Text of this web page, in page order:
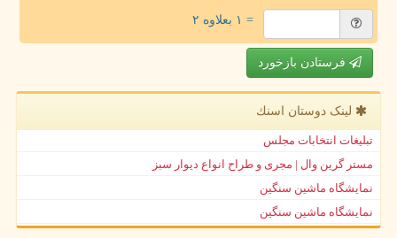
= ۱ بعلاوه ۲
فرستادن بازخورد
لینک دوستان اسنك
تبلیغات انتخابات مجلس
مستر گرین وال | مجری و طراح انواع دیوار سبز
نمایشگاه ماشین سنگین
نمایشگاه ماشین سنگین